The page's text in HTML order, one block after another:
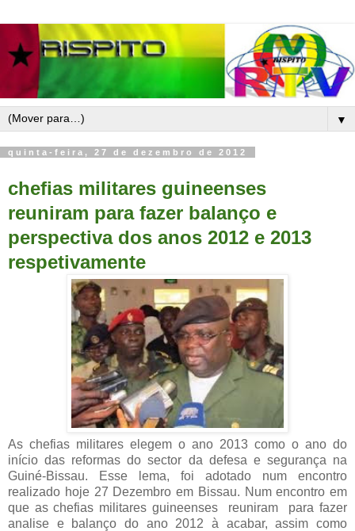
▼
quinta-feira, 27 de dezembro de 2012
chefias militares guineenses
reuniram para fazer balanço e
perspectiva dos anos 2012 e 2013
respetivamente
As chefias militares elegem o ano 2013 como o ano do
início das reformas do sector da defesa e segurança na
Guiné-Bissau. Esse lema, foi adotado num encontro
realizado hoje 27 Dezembro em Bissau. Num encontro em
que as chefias militares guineenses reuniram para fazer
analise e balanço do ano 2012 à acabar, assim como